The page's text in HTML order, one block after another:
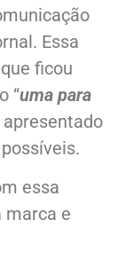
Essa
ficou
“uma para
apresentado
essa
marca e